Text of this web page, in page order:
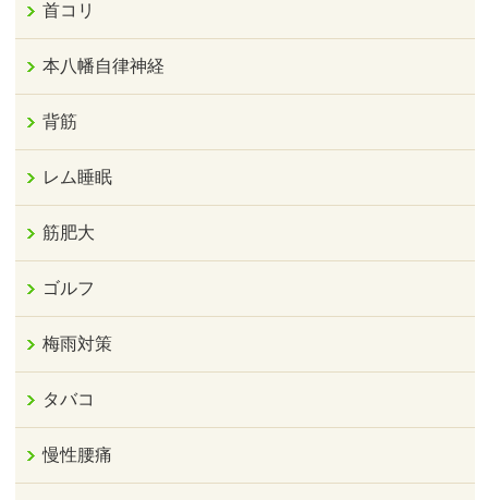
首コリ
本八幡自律神経
背筋
レム睡眠
筋肥大
ゴルフ
梅雨対策
タバコ
慢性腰痛